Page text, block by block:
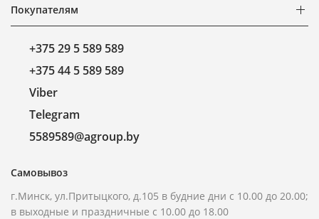
Покупателям
+375 29 5 589 589
+375 44 5 589 589
Viber
Telegram
5589589@agroup.by
Самовывоз
г.Минск, ул.Притыцкого, д.105 в будние дни с 10.00 до 20.00;
в выходные и праздничные с 10.00 до 18.00